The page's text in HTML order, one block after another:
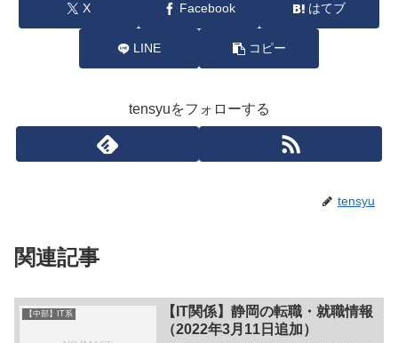
X Facebook はてブ
LINE コピー
tensyuをフォローする
tensyu
関連記事
【中部】IT系
【IT関係】静岡の転職・就職情報
（2022年3月11日追加）